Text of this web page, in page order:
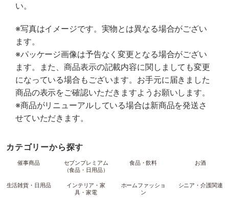
い。
※写真はイメージです。実物とは異なる場合がござい
ます。
※パッケージ画像は予告なく変更となる場合がござい
ます。また、商品表示の記載内容に関しましても変更
になっている場合もございます。お手元に届きました
商品の表示をご確認いただきますようお願いします。
※商品がリニューアルしている場合は新商品を発送さ
せていただきます。
カテゴリーから探す
催事商品
セブンプレミアム
（食品・日用品）
食品・飲料 お酒
生活雑貨・日用品
インテリア・家
具・家電
ホームファッショ
ン
シニア・介護関連